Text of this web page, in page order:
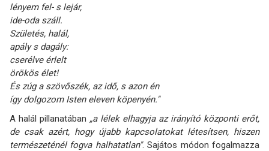
lényem fel- s lejár,
ide-oda száll.
Születés, halál,
apály s dagály:
cserélve érlelt
örökös élet!
És zúg a szövőszék, az idő, s azon én
így dolgozom Isten eleven köpenyén."
A halál pillanatában „a lélek elhagyja az irányító központi erőt,
de csak azért, hogy újabb kapcsolatokat létesítsen, hiszen
természeténél fogva halhatatlan". Sajátos módon fogalmazza